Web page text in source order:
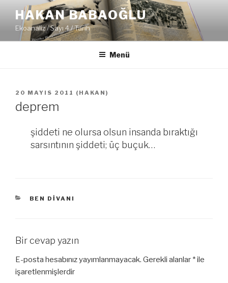
HAKAN BABAOĞLU
Ekoanaliz / Sayı 4 / Tarih
Menü
YAYIM
TARIHI
20 MAYIS 2011 ( HAKAN )
deprem
şiddeti ne olursa olsun insanda bıraktığı
sarsıntının şiddeti; üç buçuk…
KATEGORILER
BEN DIVANI
Bir cevap yazın
E-posta hesabınız yayımlanmayacak. Gerekli alanlar *ile
işaretlenmişlerdir